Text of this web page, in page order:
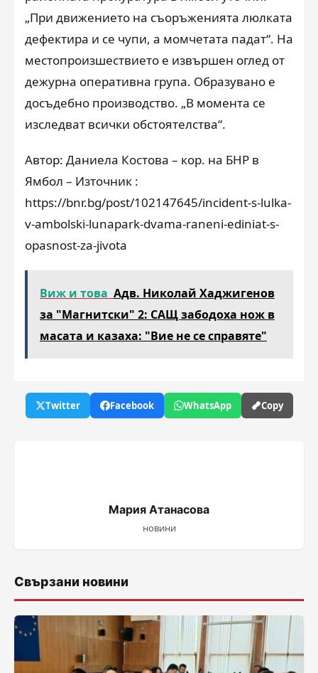
„При движението на съоръженията люлката
дефектира и се чупи, а момчетата падат“. На
местопроизшествието е извършен оглед от
дежурна оперативна група. Образувано е
досъдебно производство. „В момента се
изследват всички обстоятелства“.
Автор: Даниела Костова – кор. на БНР в
Ямбол – Източник :
https://bnr.bg/post/102147645/incident-s-lulka-
v-ambolski-lunapark-dvama-raneni-ediniat-s-
opasnost-za-jivota
Виж и това Адв. Николай Хаджигенов
за "Магнитски" 2: САЩ забодоха нож в
масата и казаха: "Вие не се справяте"
Twitter Facebook WhatsApp Copy
Мария Атанасова
новини
Свързани новини